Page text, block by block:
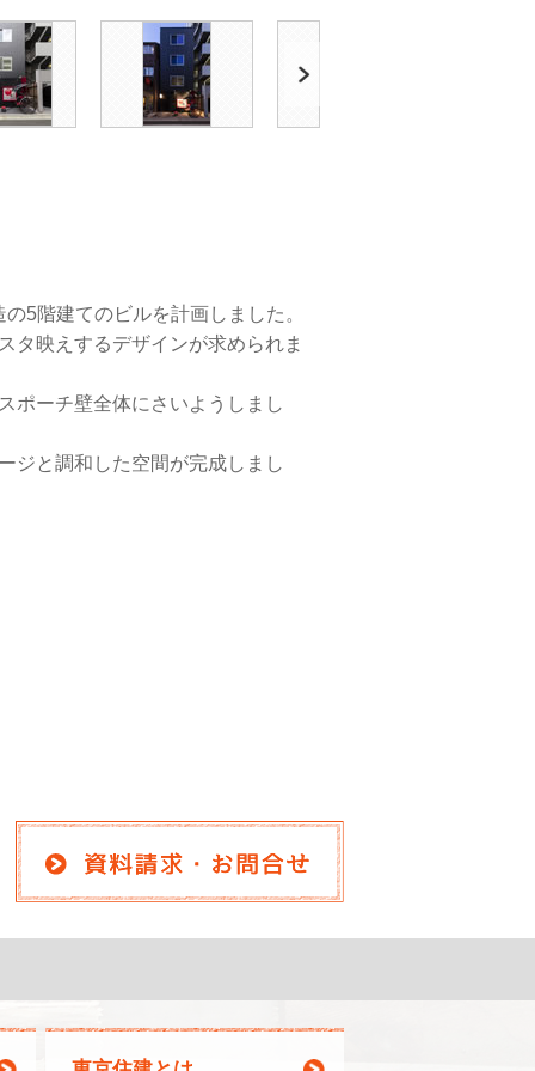
Next
5階建てのビルを計画しました。
タ映えするデザインが求められま
ポーチ壁全体にさいようしまし
ジと調和した空間が完成しまし